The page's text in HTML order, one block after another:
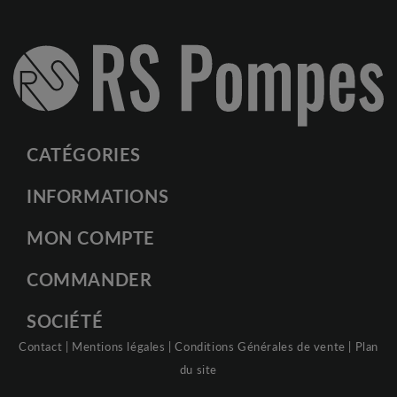
CATÉGORIES
INFORMATIONS
MON COMPTE
COMMANDER
SOCIÉTÉ
Contact | Mentions légales |Conditions Générales de vente | Plan
du site